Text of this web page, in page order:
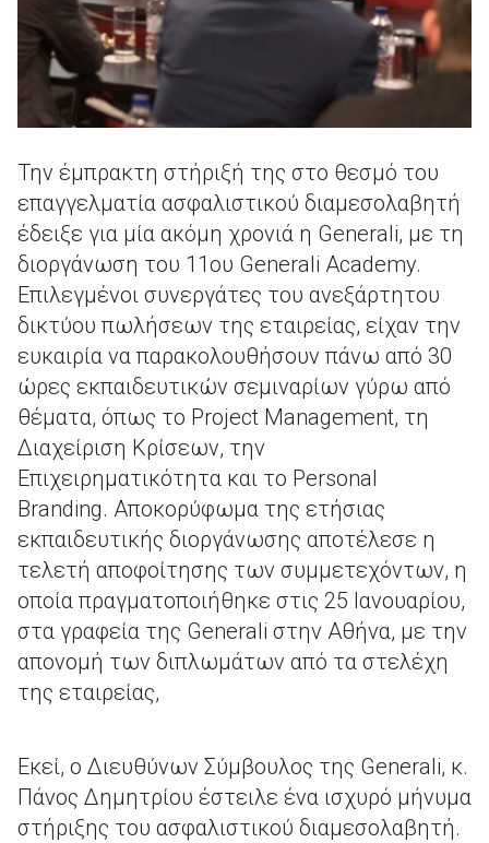
Την έμπρακτη στήριξή της στο θεσμό του
επαγγελματία ασφαλιστικού διαμεσολαβητή
έδειξε για μία ακόμη χρονιά η Generali, με τη
διοργάνωση του 11ου Generali Academy.
Επιλεγμένοι συνεργάτες του ανεξάρτητου
δικτύου πωλήσεων της εταιρείας, είχαν την
ευκαιρία να παρακολουθήσουν πάνω από 30
ώρες εκπαιδευτικών σεμιναρίων γύρω από
θέματα, όπως το Project Management, τη
Διαχείριση Κρίσεων, την
Επιχειρηματικότητα και το Personal
Branding. Αποκορύφωμα της ετήσιας
εκπαιδευτικής διοργάνωσης αποτέλεσε η
τελετή αποφοίτησης των συμμετεχόντων, η
οποία πραγματοποιήθηκε στις 25 Ιανουαρίου,
στα γραφεία της Generali στην Αθήνα, με την
απονομή των διπλωμάτων από τα στελέχη
της εταιρείας,
Εκεί, ο Διευθύνων Σύμβουλος της Generali, κ.
Πάνος Δημητρίου έστειλε ένα ισχυρό μήνυμα
στήριξης του ασφαλιστικού διαμεσολαβητή.